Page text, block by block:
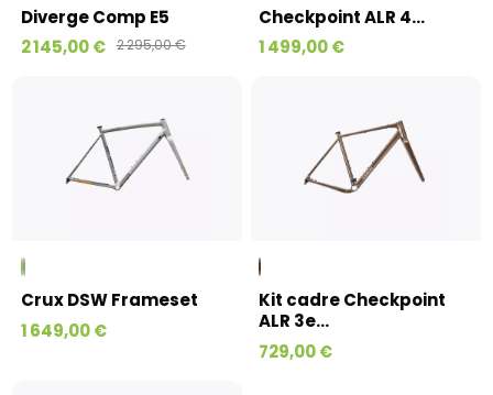
Diverge Comp E5
2 145,00 € 2 295,00 €
Checkpoint ALR 4...
1 499,00 €
Crux DSW Frameset
1 649,00 €
Kit cadre Checkpoint
ALR 3e...
729,00 €